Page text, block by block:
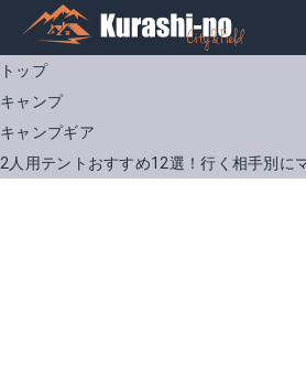
トップ
キャンプ
キャンプギア
2人用テントおすすめ12選！行く相手別に